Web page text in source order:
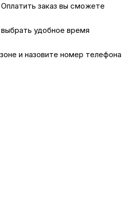
заказ вы сможете
удобное время
и назовите номер телефона